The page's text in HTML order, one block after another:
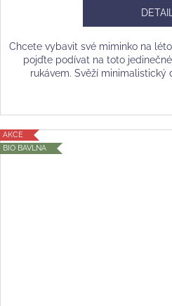
Chcete vybavit své miminko na
pojďte podívat na toto
rukávem. Svěží minimalistický
AKCE
BIO BAVLNA